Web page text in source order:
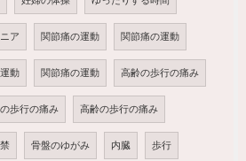
ア 関節痛の運動 関節痛の運動
動 関節痛の運動 高齢の歩行の痛み
歩行の痛み 高齢の歩行の痛み
骨盤のゆがみ 内臓 歩行